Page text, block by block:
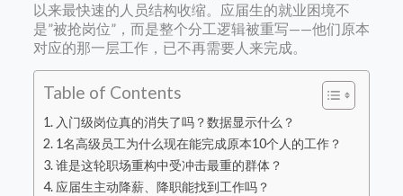
以来最快速的人员结构收缩。应届生的就业困境不
是”被抢岗位”，而是整个分工逻辑被重写——他们原本
对应的那一层工作，已不再需要人来完成。
Table of Contents
入门级岗位真的消失了吗？数据显示什么？
1名高级员工为什么现在能完成原本10个人的工作？
谁是这轮职场重构中受冲击最重的群体？
应届生主动降薪、降职能找到工作吗？